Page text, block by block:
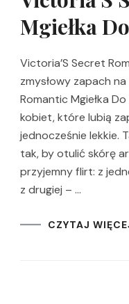
Mgiełka
Victoria’S Secret
zmysłowy zapach
Romantic Mgiełka
kobiet, które lubią
jednocześnie lekkie.
tak, by otulić skórę
przyjemny flirt: z
z drugiej – …
CZYTAJ